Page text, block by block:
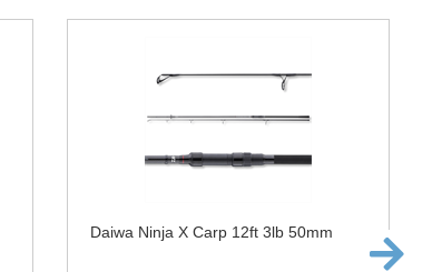
Daiwa Ninja X Carp 12ft 3lb 50mm